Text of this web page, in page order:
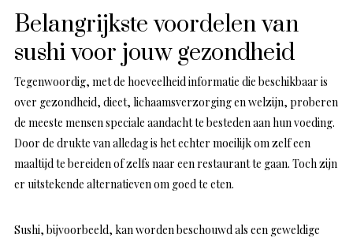
Belangrijkste voordelen van
sushi voor jouw gezondheid
Tegenwoordig, met de hoeveelheid informatie die beschikbaar is
over gezondheid, dieet, lichaamsverzorging en welzijn, proberen
de meeste mensen speciale aandacht te besteden aan hun voeding.
Door de drukte van alledag is het echter moeilijk om zelf een
maaltijd te bereiden of zelfs naar een restaurant te gaan. Toch zijn
er uitstekende alternatieven om goed te eten.
Sushi, bijvoorbeeld, kan worden beschouwd als een geweldige